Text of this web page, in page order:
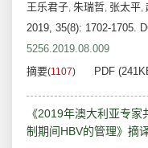
王乐君子, 朱瑞哲, 张太平,
2019, 35(8): 1702-1705.
5256.2019.08.009
摘要(1107) PDF
《2019年澳大利亚专
制期间HBV的管理》摘